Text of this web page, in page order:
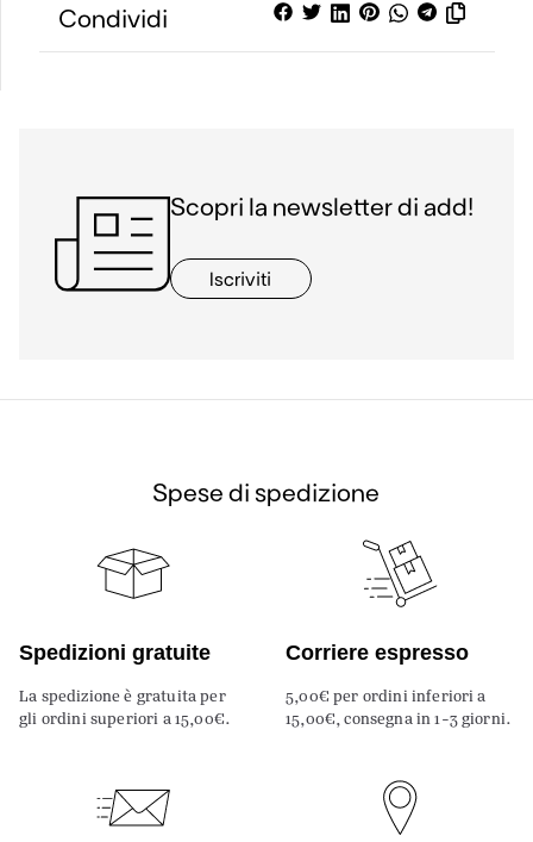
Condividi
Scopri la newsletter di add!
Iscriviti
Spese di spedizione
Spedizioni gratuite
La spedizione è gratuita per
gli ordini superiori a 15,00€.
Corriere espresso
5,00€ per ordini inferiori a
15,00€, consegna in 1-3 giorni.